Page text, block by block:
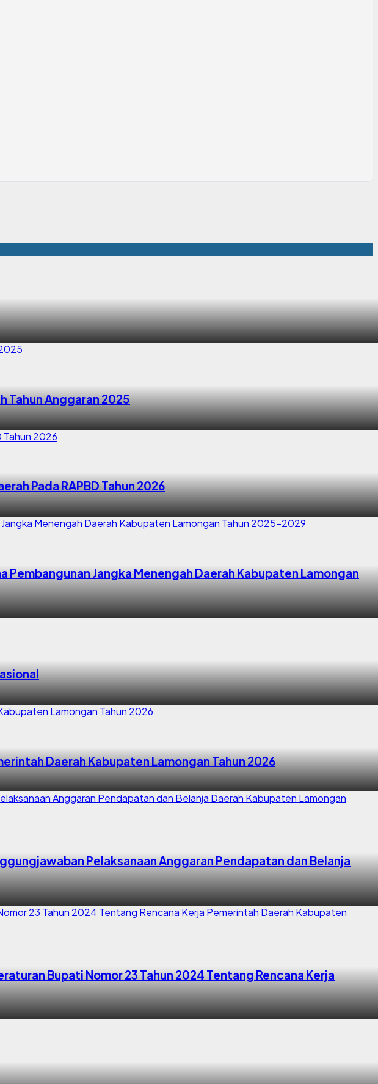
Tahun Anggaran 2025
Pada RAPBD Tahun 2026
Pembangunan Jangka Menengah Daerah Kabupaten Lamongan
Daerah Kabupaten Lamongan Tahun 2026
Pelaksanaan Anggaran Pendapatan dan Belanja
Bupati Nomor 23 Tahun 2024 Tentang Rencana Kerja